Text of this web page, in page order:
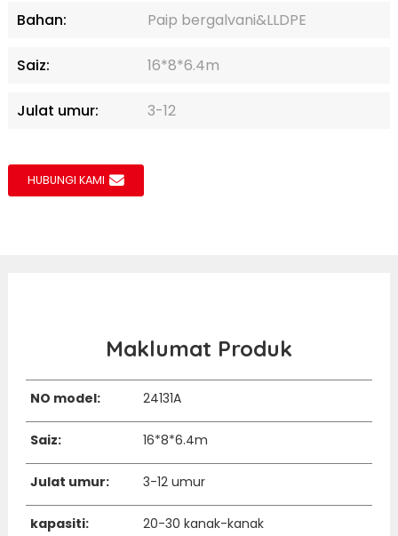
Bahan: Paip bergalvani&LLDPE
Saiz: 16*8*6.4m
Julat umur: 3-12
HUBUNGI KAMI
Maklumat Produk
NO model: 24131A
Saiz: 16*8*6.4m
Julat umur: 3-12 umur
kapasiti: 20-30 kanak-kanak